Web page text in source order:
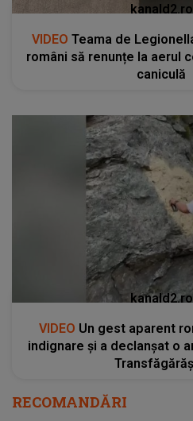
kanald2.ro
VIDEO Teama de
români să renunțe la aerul
caniculă
kanald2.ro
VIDEO Un gest aparent
indignare și a declanșat o
RECOMANDĂRI